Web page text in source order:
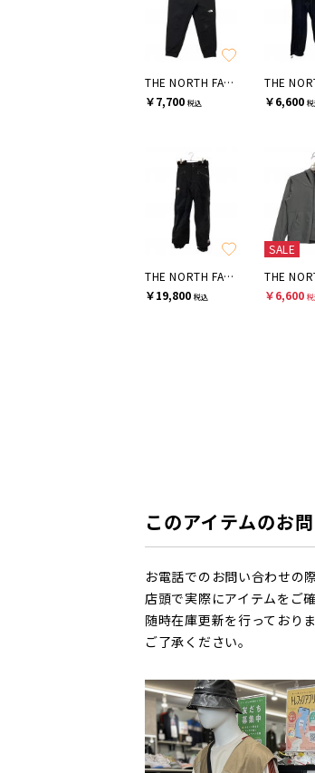
THE NORTH FACE
￥7,700 税込
￥6,600 税
THE NORTH FACE
￥19,800 税込
SALE
￥6,600 税
このアイテムのお
お電話でのお問い合わせの
店頭で実際にアイテムをご
随時在庫更新を行っており
ご了承ください。